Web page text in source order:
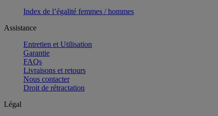
Index de l’égalité femmes / hommes
Assistance
Entretien et Utilisation
Garantie
FAQs
Livraisons et retours
Nous contacter
Droit de rétractation
Légal